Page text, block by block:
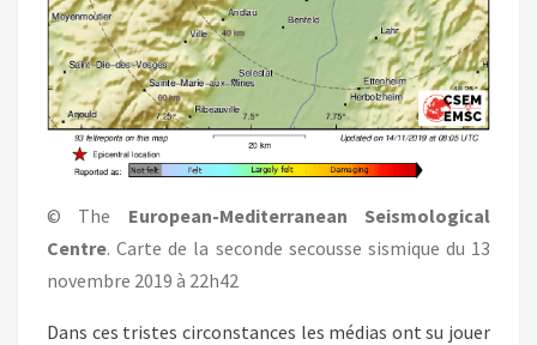
© The European-Mediterranean Seismological
Centre. Carte de la seconde secousse sismique du 13
novembre 2019 à 22h42
Dans ces tristes circonstances les médias ont su jouer